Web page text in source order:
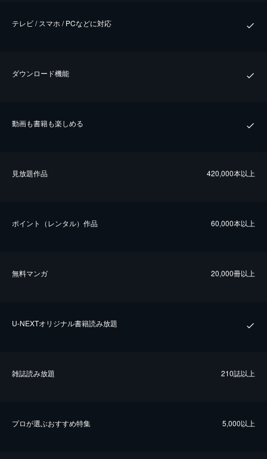
テレビ / スマホ / PCなどに対応
ダウンロード機能
動画も書籍も楽しめる
⾒放題作品 420,000本以上
ポイント（レンタル）作品 60,000本以上
無料マンガ 20,000冊以上
U-NEXTオリジナル書籍読み放題
雑誌読み放題 210誌以上
プロが選ぶおすすめ特集 5,000以上